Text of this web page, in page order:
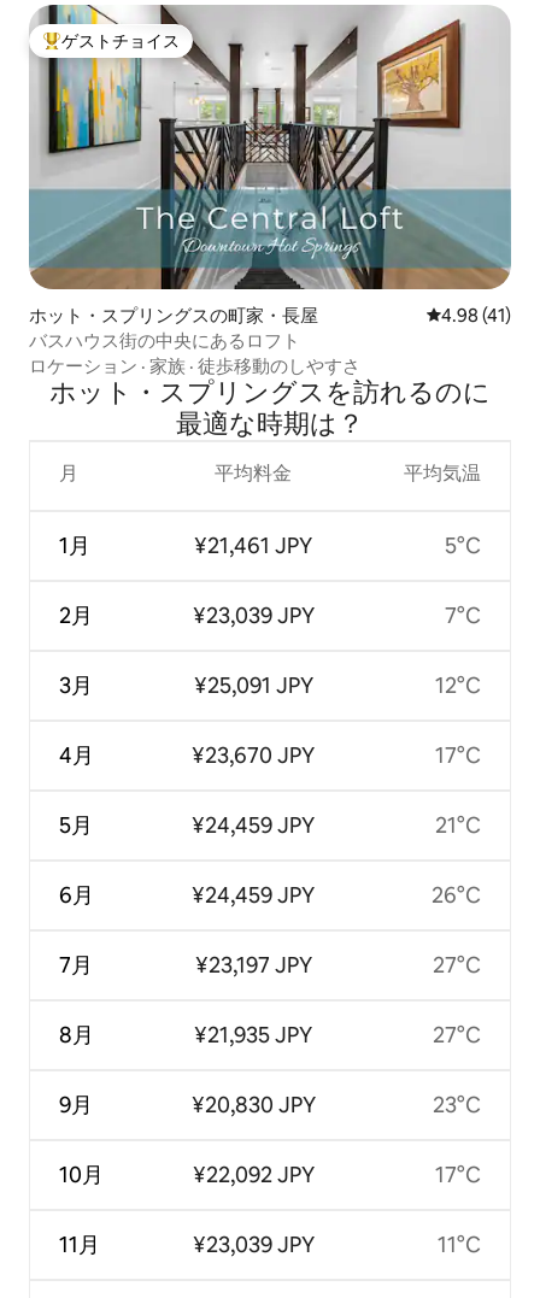
大好評のゲストチョイスです。
ゲストチョイス
ホット・スプリングスの町家・長屋 レビュー41
4.98 (41)
バスハウス街の中央にあるロフト
ロケーション · 家族 · 徒歩移動のしやすさ
ホット・スプリングスを訪⁠れ⁠るの⁠に
最⁠適⁠な時⁠期⁠は⁠？
月
1月
2月
3月
4月
5月
6月
7月
8月
9月
10月
11月
平均料金
¥21,461 JPY
¥23,039 JPY
¥25,091 JPY
¥23,670 JPY
¥24,459 JPY
¥24,459 JPY
¥23,197 JPY
¥21,935 JPY
¥20,830 JPY
¥22,092 JPY
¥23,039 JPY
平均気温
5°C
7°C
12°C
17°C
21°C
26°C
27°C
27°C
23°C
17°C
11°C